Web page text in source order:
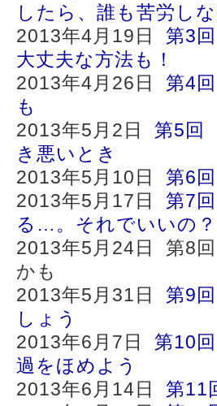
したら、誰も苦労し
2013年4月19日 第3
大丈夫な方法も！
2013年4月26日 第4
も
2013年5月2日 第5回
き悪いとき
2013年5月10日 第6
2013年5月17日 第7
る…。それでいいの？
2013年5月24日 第8
かも
2013年5月31日 第9
しょう
2013年6月7日 第10
過をほめよう
2013年6月14日 第11